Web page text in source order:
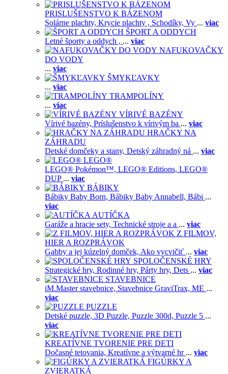
PRISLUŠENSTVO K BÁZENOM
Solárne plachty, Krycie plachty , Schodíky, Vy ... viac
ŠPORT A ODDYCH
Letné športy a oddych , ... viac
NAFUKOVAČKY
DO VODY
... viac
ŠMYKĽAVKY
... viac
TRAMPOLÍNY
... viac
VÍRIVÉ BAZÉNY
Vírivé bazény, Príslušenstvo k vírivým ba ... viac
HRAČKY NA
ZÁHRADU
Detské domčeky a stany, Detský záhradný ná ... viac
LEGO®
LEGO® Pokémon™, LEGO® Editions, LEGO®
DUP ... viac
BÁBIKY
Bábiky Baby Born, Bábiky Baby Annabell, Bábi ...
viac
AUTÍČKA
Garáže a hracie sety, Technické stroje a a ... viac
Z FILMOV,
HIER A ROZPRÁVOK
Gabby a jej kúzelný domček, Ako vycvičiť ... viac
SPOLOČENSKÉ HRY
Strategické hry, Rodinné hry, Párty hry, Dets ... viac
STAVEBNICE
iM.Master stavebnice, Stavebnice GraviTrax, ME ...
viac
PUZZLE
Detské puzzle, 3D Puzzle, Puzzle 300d, Puzzle 5 ...
viac
KREATÍVNE TVORENIE PRE DETI
Dočasné tetovania, Kreatívne a výtvarné hr ... viac
FIGÚRKY A
ZVIERATKÁ